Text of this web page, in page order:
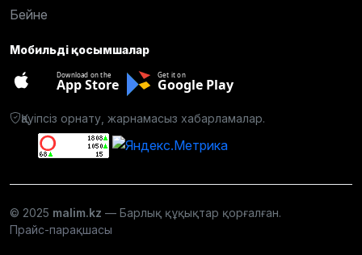
Бейне
Мобильді қосымшалар
Download on the
App Store
Get it on
Google Play
Қауіпсіз орнату, жарнамасыз хабарламалар.
© 2025 malim.kz — Барлық құқықтар қорғалған.
Прайс-парақшасы